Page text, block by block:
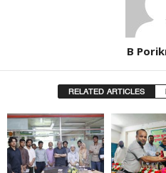
B
RELATED ARTICLES